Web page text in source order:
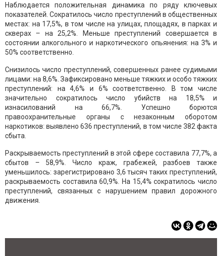
Наблюдается положительная динамика по ряду ключевых
показателей. Сократилось число преступлений в общественных
местах: на 17,5%, в том числе на улицах, площадях, в парках и
скверах – на 25,2%. Меньше преступлений совершается в
состоянии алкогольного и наркотического опьянения: на 3% и
50% соответственно.
Снизилось число преступлений, совершенных ранее судимыми
лицами: на 8,6%. Зафиксировано меньше тяжких и особо тяжких
преступлений: на 4,6% и 6% соответственно. В том числе
значительно сократилось число убийств на 18,5% и
изнасилований на 66,7%. Успешно борются
правоохранительные органы с незаконным оборотом
наркотиков: выявлено 636 преступлений, в том числе 382 факта
сбыта.
Раскрываемость преступлений в этой сфере составила 77,7%, а
сбытов – 58,9%. Число краж, грабежей, разбоев также
уменьшилось: зарегистрировано 3,6 тысяч таких преступлений,
раскрываемость составила 60,9%. На 15,4% сократилось число
преступлений, связанных с нарушением правил дорожного
движения.